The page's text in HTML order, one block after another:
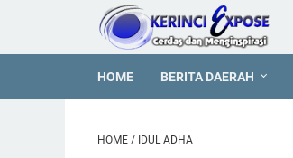
HOME BERITA DAERAH
HOME / IDUL ADHA